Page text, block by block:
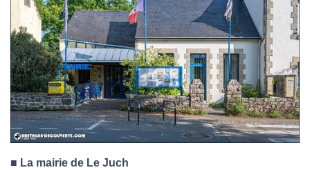
■ La mairie de Le Juch